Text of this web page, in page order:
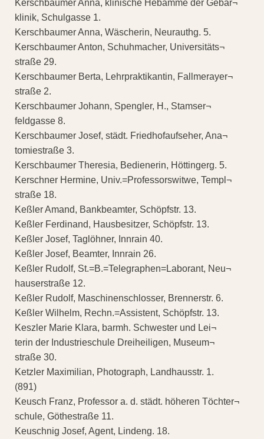
Kerschbaumer Anna, klinische Hebamme der Gebär¬
klinik, Schulgasse 1.
Kerschbaumer Anna, Wäscherin, Neurauthg. 5.
Kerschbaumer Anton, Schuhmacher, Universitäts¬
straße 29.
Kerschbaumer Berta, Lehrpraktikantin, Fallmerayer¬
straße 2.
Kerschbaumer Johann, Spengler, H., Stamser¬
feldgasse 8.
Kerschbaumer Josef, städt. Friedhofaufseher, Ana¬
tomiestraße 3.
Kerschbaumer Theresia, Bedienerin, Höttingerg. 5.
Kerschner Hermine, Univ.=Professorswitwe, Templ¬
straße 18.
Keßler Amand, Bankbeamter, Schöpfstr. 13.
Keßler Ferdinand, Hausbesitzer, Schöpfstr. 13.
Keßler Josef, Taglöhner, Innrain 40.
Keßler Josef, Beamter, Innrain 26.
Keßler Rudolf, St.=B.=Telegraphen=Laborant, Neu¬
hauserstraße 12.
Keßler Rudolf, Maschinenschlosser, Brennerstr. 6.
Keßler Wilhelm, Rechn.=Assistent, Schöpfstr. 13.
Keszler Marie Klara, barmh. Schwester und Lei¬
terin der Industrieschule Dreiheiligen, Museum¬
straße 30.
Ketzler Maximilian, Photograph, Landhausstr. 1.
(891)
Keusch Franz, Professor a. d. städt. höheren Töchter¬
schule, Göthestraße 11.
Keuschnig Josef, Agent, Lindeng. 18.